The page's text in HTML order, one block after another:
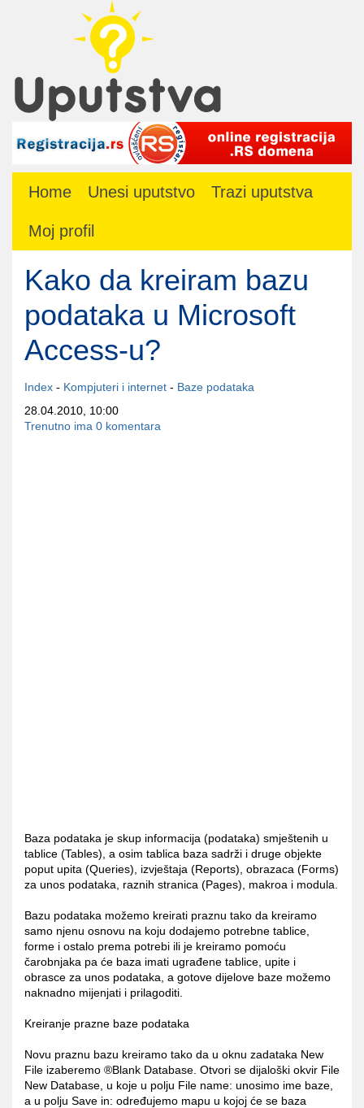
Home Unesi uputstvo Trazi uputstva
Moj profil
Kako da kreiram bazu
podataka u Microsoft
Access-u?
Index - Kompjuteri i internet - Baze podataka
28.04.2010, 10:00
Trenutno ima 0 komentara
Baza podataka je skup informacija (podataka) smještenih u
tablice (Tables), a osim tablica baza sadrži i druge objekte
poput upita (Queries), izvještaja (Reports), obrazaca (Forms)
za unos podataka, raznih stranica (Pages), makroa i modula.
Bazu podataka možemo kreirati praznu tako da kreiramo
samo njenu osnovu na koju dodajemo potrebne tablice,
forme i ostalo prema potrebi ili je kreiramo pomoću
čarobnjaka pa će baza imati ugrađene tablice, upite i
obrasce za unos podataka, a gotove dijelove baze možemo
naknadno mijenjati i prilagoditi.
Kreiranje prazne baze podataka
Novu praznu bazu kreiramo tako da u oknu zadataka New
File izaberemo ®Blank Database. Otvori se dijaloški okvir File
New Database, u koje u polju File name: unosimo ime baze,
a u polju Save in: određujemo mapu u kojoj će se baza